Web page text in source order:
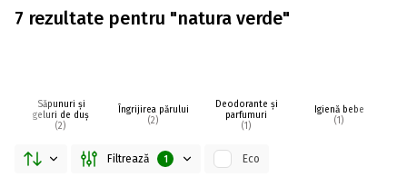
7 rezultate pentru "natura verde"
Săpunuri și
geluri de duș
(2)
Îngrijirea părului
(2)
Deodorante și
parfumuri
(1)
Igienă bebe
(1)
Filtrează 1 Eco